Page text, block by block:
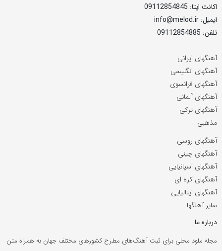
اکانت ایتا: 09112854845
ایمیل: info@melod.ir
تلفن: 09112854885
آهنگهای ایرانی
آهنگهای انگلیسی
آهنگهای فرانسوی
آهنگهای آلمانی
آهنگهای ترکی
مذهبی
آهنگهای روسی
آهنگهای چینی
آهنگهای اسپانیایی
آهنگهای کره ای
آهنگهای ایتالیایی
سایر آهنگها
درباره ما
مجله ملود محلی برای ثبت آهنگ‌های مطرح کشورهای مختلف جهان به همراه متن